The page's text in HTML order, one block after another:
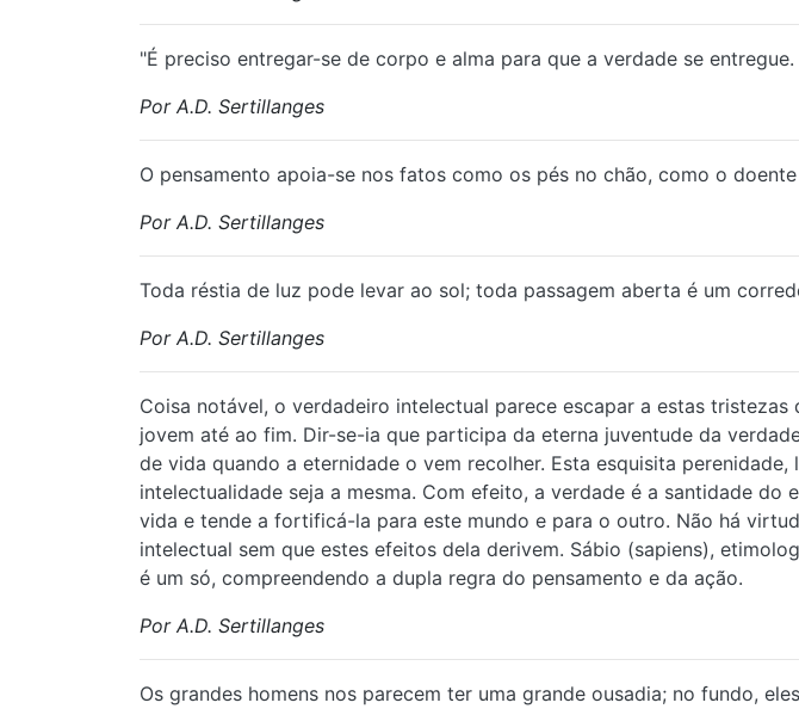
⁠"É preciso entregar-se de corpo e alma para que a verdade se
Por A.D. Sertillanges
⁠O pensamento apoia-se nos fatos como os pés no chão, como o doente
Por A.D. Sertillanges
Toda réstia de luz pode levar ao sol; toda passagem aberta é um
Por A.D. Sertillanges
Coisa notável, o verdadeiro intelectual parece escapar a estas
jovem até ao fim. Dir-se-ia que participa da eterna juventude da
de vida quando a eternidade o vem recolher. Esta esquisita
intelectualidade seja a mesma. Com efeito, a verdade é a santidade
vida e tende a fortificá-la para este mundo e para o outro. Não há
intelectual sem que estes efeitos dela derivem. Sábio (sapiens),
é um só, compreendendo a dupla regra do pensamento e da ação.
Por A.D. Sertillanges
Os grandes homens nos parecem ter uma grande ousadia; no fundo,